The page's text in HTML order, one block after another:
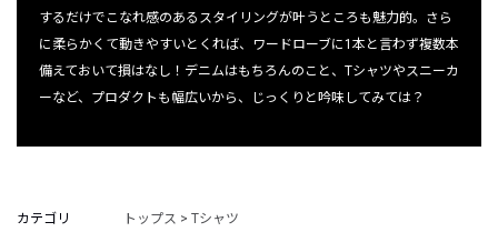
するだけでこなれ感のあるスタイリングが叶うところも魅力的。さら
に柔らかくて動きやすいとくれば、ワードローブに1本と言わず複数本
備えておいて損はなし！デニムはもちろんのこと、Tシャツやスニーカ
ーなど、プロダクトも幅広いから、じっくりと吟味してみては？
カテゴリ トップス > Tシャツ